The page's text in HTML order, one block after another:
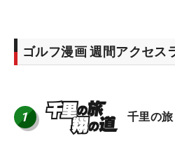
ゴルフ漫画 週間アクセス
1 千里の